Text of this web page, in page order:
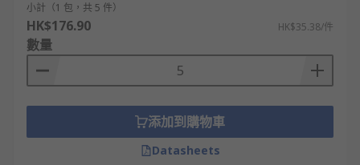
小計（1 包，共 5 件）
HK$176.90 HK$35.38/件
數量
添加到購物車
Datasheets